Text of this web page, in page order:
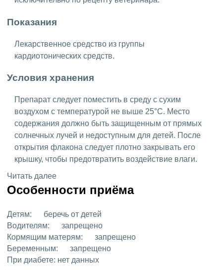
Показания
Лекарственное средство из группы
кардиотонических средств.
Условия хранения
Препарат следует поместить в среду с сухим
воздухом с температурой не выше 25°C. Место
содержания должно быть защищенным от прямых
солнечных лучей и недоступным для детей. После
открытия флакона следует плотно закрывать его
крышку, чтобы предотвратить воздействие влаги.
Читать далее
Особенности приёма
Детям:
беречь от детей
Водителям:
запрещено
Кормящим матерям:
запрещено
Беременным:
запрещено
При диабете: нет данных